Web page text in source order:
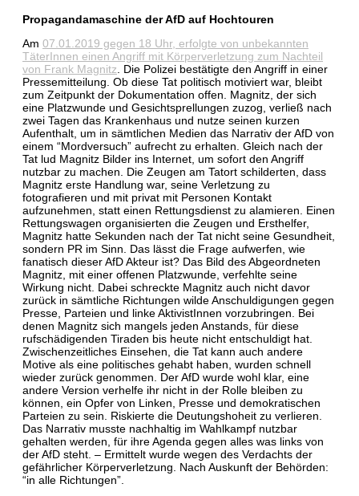
Propagandamaschine der AfD auf Hochtouren
Am 07.01.2019 gegen 18 Uhr, erfolgte von unbekannten
TäterInnen einen Angriff mit Körperverletzung zum Nachteil
von Frank Magnitz . Die Polizei bestätigte den Angriff in einer
Pressemitteilung. Ob diese Tat politisch motiviert war, bleibt
zum Zeitpunkt der Dokumentation offen. Magnitz, der sich
eine Platzwunde und Gesichtsprellungen zuzog, verließ nach
zwei Tagen das Krankenhaus und nutze seinen kurzen
Aufenthalt, um in sämtlichen Medien das Narrativ der AfD von
einem “Mordversuch” aufrecht zu erhalten. Gleich nach der
Tat lud Magnitz Bilder ins Internet, um sofort den Angriff
nutzbar zu machen. Die Zeugen am Tatort schilderten, dass
Magnitz erste Handlung war, seine Verletzung zu
fotografieren und mit privat mit Personen Kontakt
aufzunehmen, statt einen Rettungsdienst zu alamieren. Einen
Rettungswagen organisierten die Zeugen und Ersthelfer,
Magnitz hatte Sekunden nach der Tat nicht seine Gesundheit,
sondern PR im Sinn. Das lässt die Frage aufwerfen, wie
fanatisch dieser AfD Akteur ist? Das Bild des Abgeordneten
Magnitz, mit einer offenen Platzwunde, verfehlte seine
Wirkung nicht. Dabei schreckte Magnitz auch nicht davor
zurück in sämtliche Richtungen wilde Anschuldigungen gegen
Presse, Parteien und linke AktivistInnen vorzubringen. Bei
denen Magnitz sich mangels jeden Anstands, für diese
rufschädigenden Tiraden bis heute nicht entschuldigt hat.
Zwischenzeitliches Einsehen, die Tat kann auch andere
Motive als eine politisches gehabt haben, wurden schnell
wieder zurück genommen. Der AfD wurde wohl klar, eine
andere Version verhelfe ihr nicht in der Rolle bleiben zu
können, ein Opfer von Linken, Presse und demokratischen
Parteien zu sein. Riskierte die Deutungshoheit zu verlieren.
Das Narrativ musste nachhaltig im Wahlkampf nutzbar
gehalten werden, für ihre Agenda gegen alles was links von
der AfD steht. – Ermittelt wurde wegen des Verdachts der
gefährlicher Körperverletzung. Nach Auskunft der Behörden:
“in alle Richtungen”.